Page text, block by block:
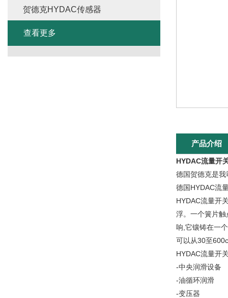
产品介绍
HYDAC流量开
德国贺德克是
德国HYDAC流
HYDAC流量开
浮。一个簧片
响,它镶铸在一
可以从30至
HYDAC流量开
-中央润滑设备
-油循环润滑
-变压器
贺德克HYDAC传感器
查看更多